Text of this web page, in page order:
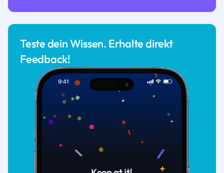
Teste dein Wissen. Erhalte direkt
Feedback!